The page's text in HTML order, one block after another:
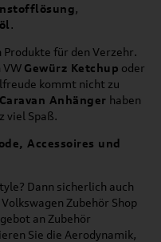
,
.
für den Verzehr.
VW Gewürz Ketchup oder
kommt nicht zu
Caravan Anhänger haben
viel Spaß.
Accessoires und
Dann sicherlich auch
Zubehör Shop
an Zubehör
Sie die Aerodynamik,